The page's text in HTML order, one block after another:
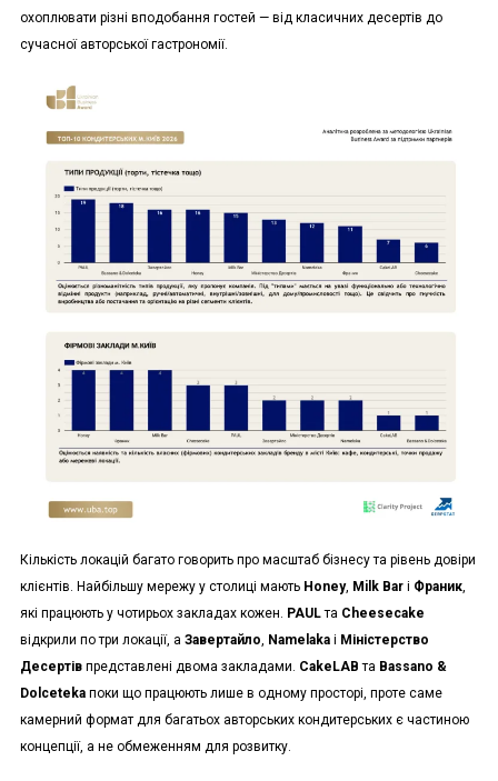
охоплювати різні вподобання гостей — від класичних десертів до
сучасної авторської гастрономії.
Кількість локацій багато говорить про масштаб бізнесу та рівень довіри
клієнтів. Найбільшу мережу у столиці мають Honey, Milk Barі Франик,
які працюють у чотирьох закладах кожен. PAULта Cheesecake
відкрили по три локації, а Завертайло, Namelakaі Міністерство
Десертівпредставлені двома закладами. CakeLAB та Bassano &
Dolcetekaпоки що працюють лише в одному просторі, проте саме
камерний формат для багатьох авторських кондитерських є частиною
концепції, а не обмеженням для розвитку.